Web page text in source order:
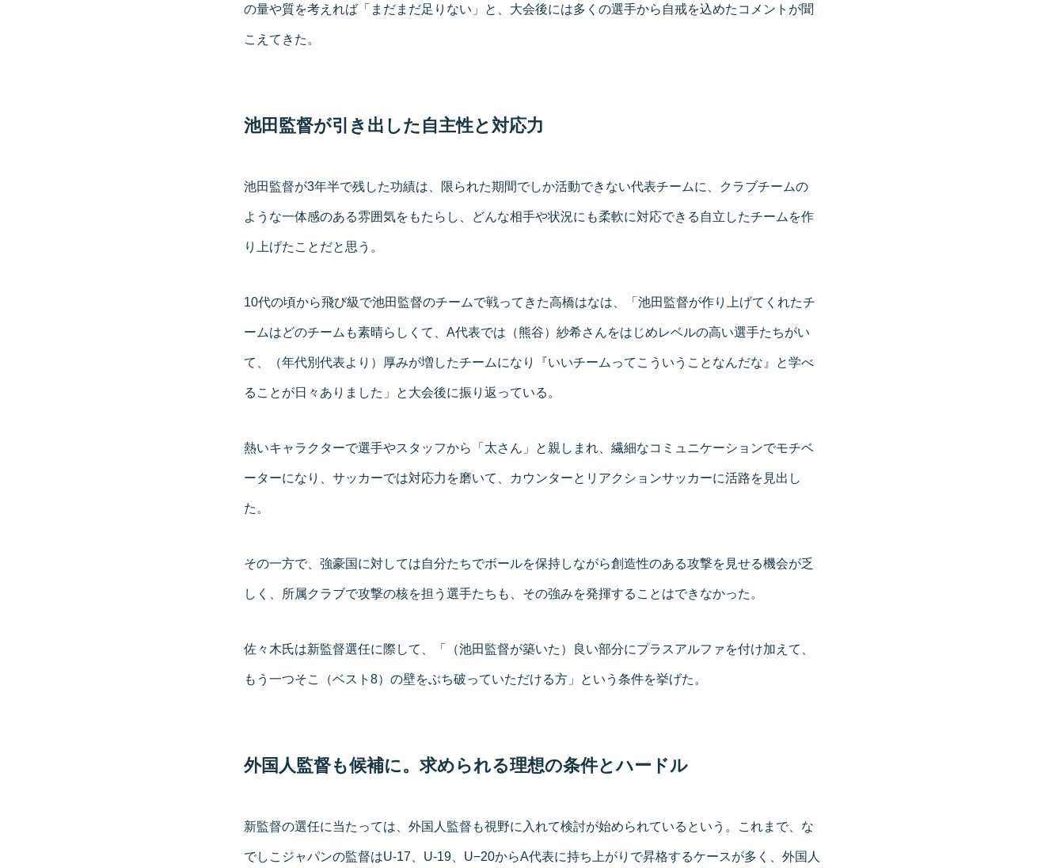
の量や質を考えれば「まだまだ足りない」と、大会後には多くの選手から自戒を込めたコメントが聞
こえてきた。
池田監督が引き出した自主性と対応力
池田監督が3年半で残した功績は、限られた期間でしか活動できない代表チームに、クラブチームの
ような一体感のある雰囲気をもたらし、どんな相手や状況にも柔軟に対応できる自立したチームを作
り上げたことだと思う。
10代の頃から飛び級で池田監督のチームで戦ってきた高橋はなは、「池田監督が作り上げてくれたチ
ームはどのチームも素晴らしくて、A代表では（熊谷）紗希さんをはじめレベルの高い選手たちがい
て、（年代別代表より）厚みが増したチームになり『いいチームってこういうことなんだな』と学べ
ることが日々ありました」と大会後に振り返っている。
熱いキャラクターで選手やスタッフから「太さん」と親しまれ、繊細なコミュニケーションでモチベ
ーターになり、サッカーでは対応力を磨いて、カウンターとリアクションサッカーに活路を見出し
た。
その一方で、強豪国に対しては自分たちでボールを保持しながら創造性のある攻撃を見せる機会が乏
しく、所属クラブで攻撃の核を担う選手たちも、その強みを発揮することはできなかった。
佐々木氏は新監督選任に際して、「（池田監督が築いた）良い部分にプラスアルファを付け加えて、
もう一つそこ（ベスト8）の壁をぶち破っていただける方」という条件を挙げた。
外国人監督も候補に。求められる理想の条件とハードル
新監督の選任に当たっては、外国人監督も視野に入れて検討が始められているという。これまで、な
でしこジャパンの監督はU-17、U-19、U−20からA代表に持ち上がりで昇格するケースが多く、外国人